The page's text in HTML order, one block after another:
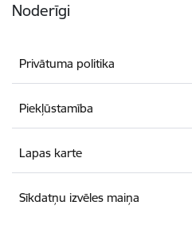
Noderīgi
Privātuma politika
Piekļūstamība
Lapas karte
Sīkdatņu izvēles maiņa